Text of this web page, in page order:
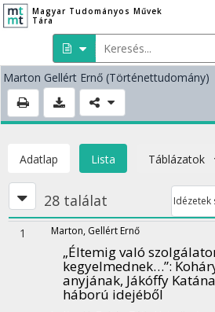
Magyar Tudományos Művek
Tára
Marton Gellért Ernő (Történettudomány)
Adatlap Lista Táblázatok
28 találat Idézetek
1 Marton, Gellért Ernő
„Éltemig való
kegyelmednek…”:
anyjának, Jákóffy
háború idejéből